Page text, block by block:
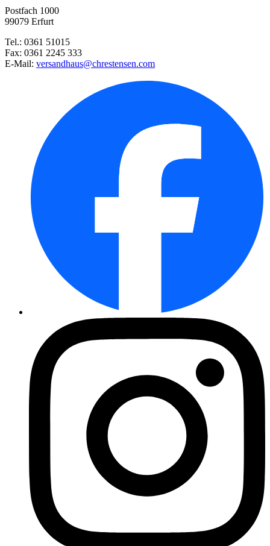
Halskrausendahlie Pooh
Hirschgeweihdahlie Show´n Tell ...
Schnittlauch Middleman - Saats ...
Mignondahlie Sun and Ice
Schmuckdahlie Pink Petticoat
Mignondahlie Impression Fabula ...
Postfach 1000
99079 Erfurt
Tel.: 0361 51015
Fax: 0361 2245 333
E-Mail: versandhaus@chrestensen.com